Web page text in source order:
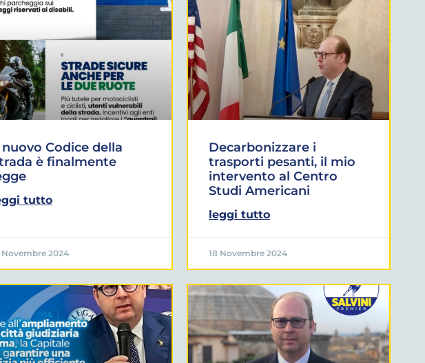
nuovo Codice della
è finalmente
tutto
Novembre 2024
Decarbonizzare i
trasporti pesanti, il mio
intervento al Centro
Studi Americani
leggi tutto
18 Novembre 2024